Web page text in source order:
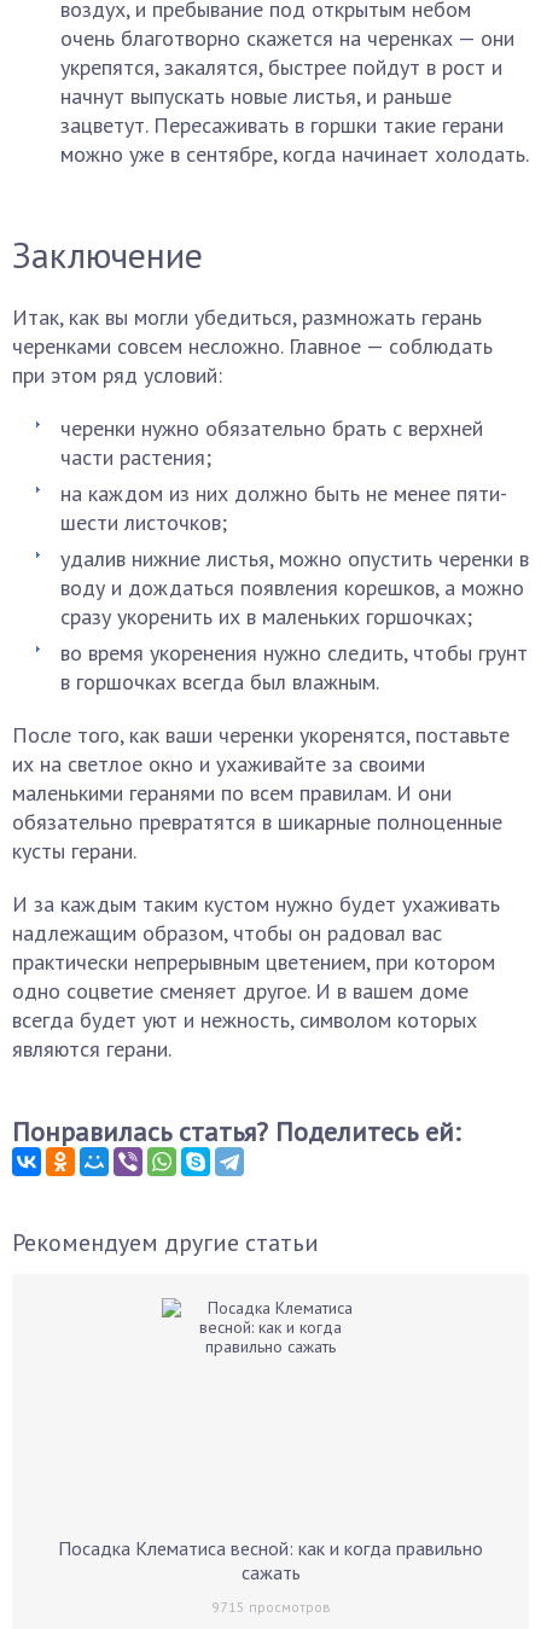
воздух, и пребывание под открытым небом
очень благотворно скажется на черенках — они
укрепятся, закалятся, быстрее пойдут в рост и
начнут выпускать новые листья, и раньше
зацветут. Пересаживать в горшки такие герани
можно уже в сентябре, когда начинает холодать.
Заключение
Итак, как вы могли убедиться, размножать герань
черенками совсем несложно. Главное — соблюдать
при этом ряд условий:
черенки нужно обязательно брать с верхней
части растения;
на каждом из них должно быть не менее пяти-
шести листочков;
удалив нижние листья, можно опустить черенки в
воду и дождаться появления корешков, а можно
сразу укоренить их в маленьких горшочках;
во время укоренения нужно следить, чтобы грунт
в горшочках всегда был влажным.
После того, как ваши черенки укоренятся, поставьте
их на светлое окно и ухаживайте за своими
маленькими геранями по всем правилам. И они
обязательно превратятся в шикарные полноценные
кусты герани.
И за каждым таким кустом нужно будет ухаживать
надлежащим образом, чтобы он радовал вас
практически непрерывным цветением, при котором
одно соцветие сменяет другое. И в вашем доме
всегда будет уют и нежность, символом которых
являются герани.
Понравилась статья? Поделитесь ей:
Рекомендуем другие статьи
Посадка Клематиса весной: как и когда правильно
сажать
9715 просмотров